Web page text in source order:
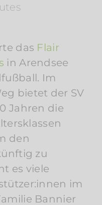
das Flair
in Arendsee
Im
bietet der SV
Jahren die
den
zu
es viele
im
Bannier